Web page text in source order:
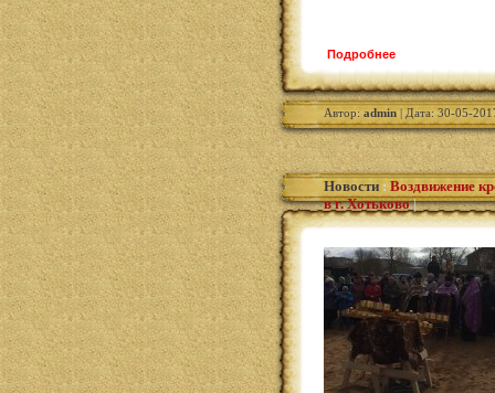
Подробнее
Автор:admin| Дата: 30-05-
Новости : Воздвижение
в г. Хотьково|